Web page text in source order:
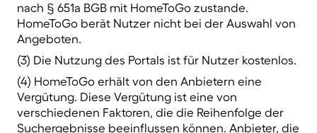
nach § 651a BGB mit HomeToGo zustande.
HomeToGo berät Nutzer nicht bei der Auswahl von
Angeboten.
(3) Die Nutzung des Portals ist für Nutzer kostenlos.
(4) HomeToGo erhält von den Anbietern eine
Vergütung. Diese Vergütung ist eine von
verschiedenen Faktoren, die die Reihenfolge der
Suchergebnisse beeinflussen können. Anbieter, die